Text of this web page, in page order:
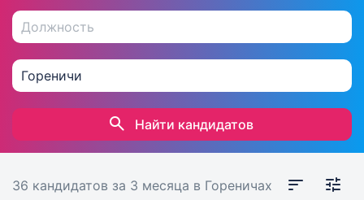
Найти кандидатов
36 кандидатов за 3 месяца в Гореничах